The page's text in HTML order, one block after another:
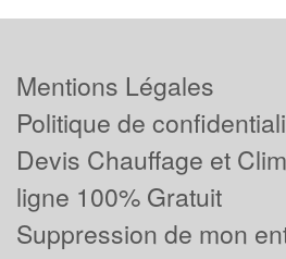
Mentions Légales
Politique de
Devis Chauffage et
ligne 100% Gratuit
Suppression de mon